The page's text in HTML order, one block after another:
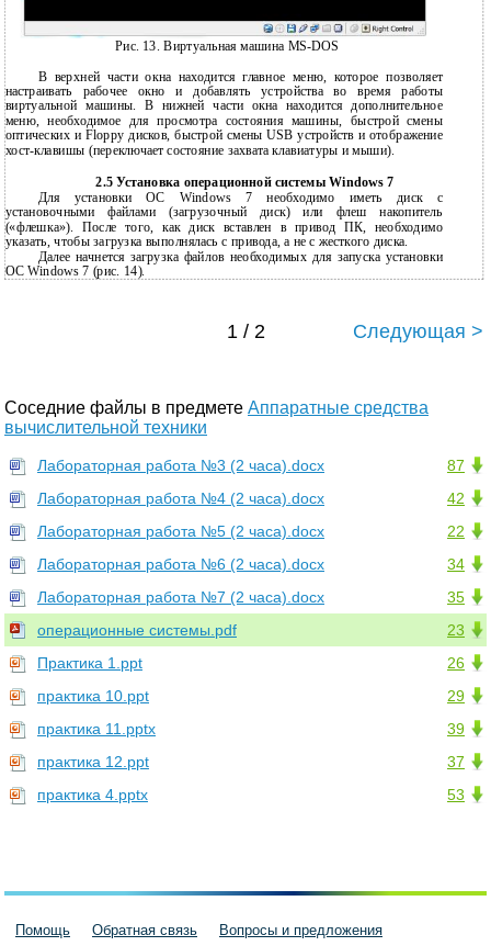
Рис. 13. Виртуальная машина MS-DOS
В верхней части окна находится главное меню, которое позволяет
настраивать рабочее окно и добавлять устройства во время работы
виртуальной машины. В нижней части окна находится дополнительное
меню, необходимое для просмотра состояния машины, быстрой смены
оптических и Floppy дисков, быстрой смены USB устройств и отображение
хост-клавишы (переключает состояние захвата клавиатуры и мыши).
2.5 Установка операционной системы Windows 7
Для установки ОС Windows 7 необходимо иметь диск с
установочными файлами (загрузочный диск) или флеш накопитель
(«флешка»). После того, как диск вставлен в привод ПК, необходимо
указать, чтобы загрузка выполнялась с привода, а не с жесткого диска.
Далее начнется загрузка файлов необходимых для запуска установки
ОС Windows 7 (рис. 14).
1 / 2 Следующая >
Соседние файлы в предмете Аппаратные средства
вычислительной техники
87
Лабораторная работа №3 (2 часа).docx
42
Лабораторная работа №4 (2 часа).docx
22
Лабораторная работа №5 (2 часа).docx
34
Лабораторная работа №6 (2 часа).docx
35
Лабораторная работа №7 (2 часа).docx
23
операционные системы.pdf
26
Практика 1.ppt
29
практика 10.ppt
39
практика 11.pptx
37
практика 12.ppt
53
практика 4.pptx
Помощь Обратная связь Вопросы и предложения